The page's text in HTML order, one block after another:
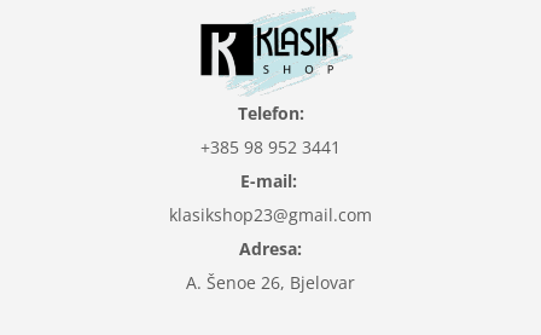
Telefon:
+385 98 952 3441
E-mail:
klasikshop23@gmail.com
Adresa:
A. Šenoe 26, Bjelovar